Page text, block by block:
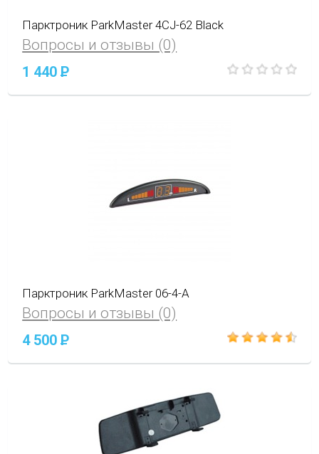
Парктроник ParkMaster 4CJ-62 Black
Вопросы и отзывы (0)
1 440P
Парктроник ParkMaster 06-4-A
Вопросы и отзывы (0)
4 500P